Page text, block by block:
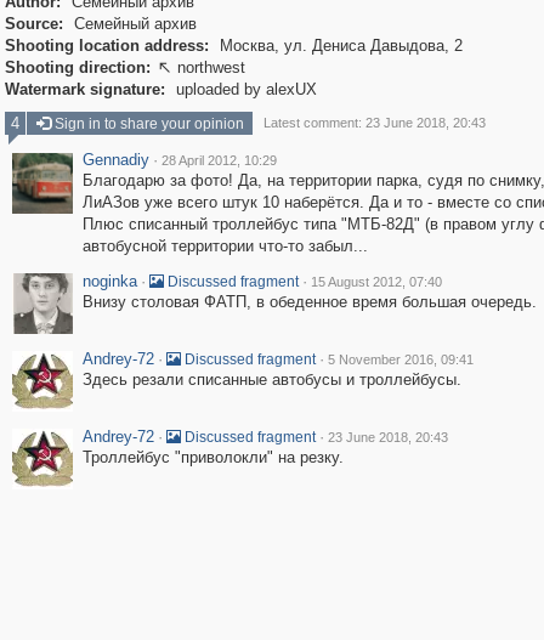
Source:
Семейный архив
Shooting location address:
Москва, ул. Дениса Давыдова, 2
Shooting direction:  northwest
Watermark signature:
uploaded by alexUX
4
Sign in to share your opinion Latest comment: 23 June 2018, 20:43
Gennadiy · 28 April 2012, 10:29
Благодарю за фото! Да, на территории парка, судя по
ЛиАЗов уже всего штук 10 наберётся. Да и то - вместе со
Плюс списанный троллейбус типа "МТБ-82Д" (в правом углу
автобусной территории что-то забыл...
noginka · Discussed fragment · 15 August 2012, 07:40
Внизу столовая ФАТП, в обеденное время большая очередь.
Andrey-72 · Discussed fragment · 5 November 2016, 09:41
Здесь резали списанные автобусы и троллейбусы.
Andrey-72 · Discussed fragment · 23 June 2018, 20:43
Троллейбус "приволокли" на резку.